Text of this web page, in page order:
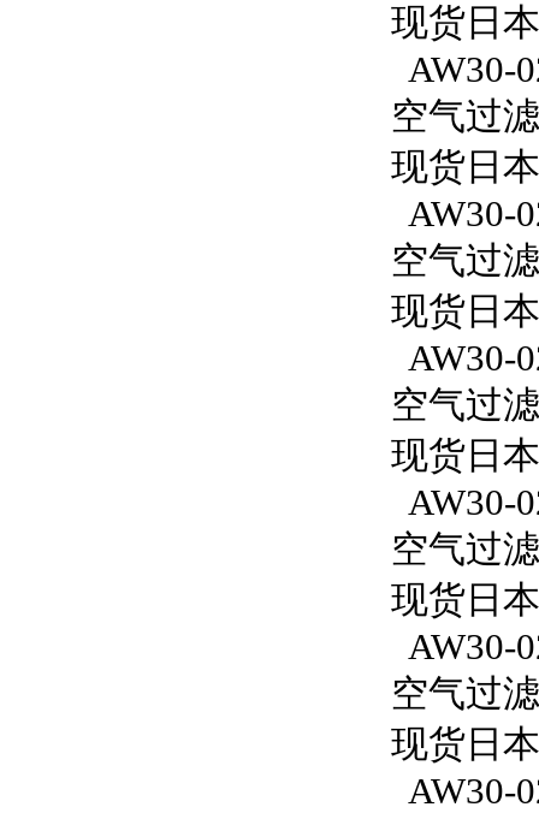
现货日
AW30-
空气过
现货日
AW30-
空气过
现货日
AW30-
空气过
现货日
AW30-
空气过
现货日
AW30-
空气过
现货日
AW30-